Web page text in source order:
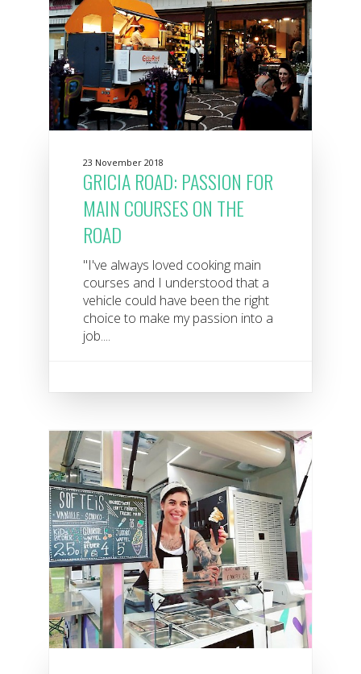
23 November 2018
GRICIA ROAD: PASSION FOR
MAIN COURSES ON THE
ROAD
"I've always loved cooking main
courses and I understood that a
vehicle could have been the right
choice to make my passion into a
job....